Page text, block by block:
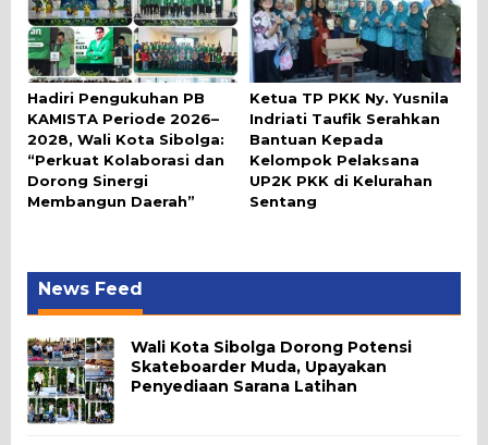
Hadiri Pengukuhan PB
KAMISTA Periode 2026–
2028, Wali Kota Sibolga:
“Perkuat Kolaborasi dan
Dorong Sinergi
Membangun Daerah”
Ketua TP PKK Ny. Yusnila
Indriati Taufik Serahkan
Bantuan Kepada
Kelompok Pelaksana
UP2K PKK di Kelurahan
Sentang
News Feed
Wali Kota Sibolga Dorong Potensi
Skateboarder Muda, Upayakan
Penyediaan Sarana Latihan